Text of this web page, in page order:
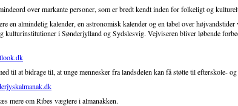
over markante personer, som er bredt kendt inden for folkeligt og
en almindelig kalender, en astronomisk kalender og en tabel over
kulturinstitutioner i Sønderjylland og Sydslesvig. Vejviseren bliver løbende
til at bidrage til, at unge mennesker fra landsdelen kan få støtte til efterskole-
mere om Ribes vægtere i almanakken.